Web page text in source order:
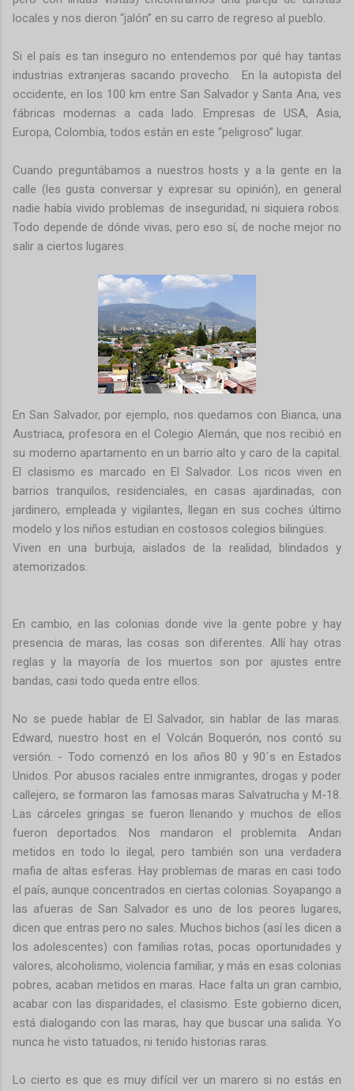
locales y nos dieron “jalón” en su carro de regreso al pueblo.
Si el país es tan inseguro no entendemos por qué hay tantas
industrias extranjeras sacando provecho. En la autopista del
occidente, en los 100 km entre San Salvador y Santa Ana, ves
fábricas modernas a cada lado. Empresas de USA, Asia,
Europa, Colombia, todos están en este “peligroso” lugar.
Cuando preguntábamos a nuestros hosts y a la gente en la
calle (les gusta conversar y expresar su opinión), en general
nadie había vivido problemas de inseguridad, ni siquiera robos.
Todo depende de dónde vivas, pero eso sí, de noche mejor no
salir a ciertos lugares.
En San Salvador, por ejemplo, nos quedamos con Bianca, una
Austriaca, profesora en el Colegio Alemán, que nos recibió en
su moderno apartamento en un barrio alto y caro de la capital.
El clasismo es marcado en El Salvador. Los ricos viven en
barrios tranquilos, residenciales, en casas ajardinadas, con
jardinero, empleada y vigilantes, llegan en sus coches último
modelo y los niños estudian en costosos colegios bilingües.
Viven en una burbuja, aislados de la realidad, blindados y
atemorizados.
En cambio, en las colonias donde vive la gente pobre y hay
presencia de maras, las cosas son diferentes. Allí hay otras
reglas y la mayoría de los muertos son por ajustes entre
bandas, casi todo queda entre ellos.
No se puede hablar de El Salvador, sin hablar de las maras.
Edward, nuestro host en el Volcán Boquerón, nos contó su
versión. - Todo comenzó en los años 80 y 90´s en Estados
Unidos. Por abusos raciales entre inmigrantes, drogas y poder
callejero, se formaron las famosas maras Salvatrucha y M-18.
Las cárceles gringas se fueron llenando y muchos de ellos
fueron deportados. Nos mandaron el problemita. Andan
metidos en todo lo ilegal, pero también son una verdadera
mafia de altas esferas. Hay problemas de maras en casi todo
el país, aunque concentrados en ciertas colonias. Soyapango a
las afueras de San Salvador es uno de los peores lugares,
dicen que entras pero no sales. Muchos bichos (así les dicen a
los adolescentes) con familias rotas, pocas oportunidades y
valores, alcoholismo, violencia familiar, y más en esas colonias
pobres, acaban metidos en maras. Hace falta un gran cambio,
acabar con las disparidades, el clasismo. Este gobierno dicen,
está dialogando con las maras, hay que buscar una salida. Yo
nunca he visto tatuados, ni tenido historias raras.
Lo cierto es que es muy difícil ver un marero si no estás en